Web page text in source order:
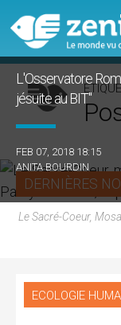
DERNIÈRES
L'Osservatore
jésuite au BIT"
FEB 07, 2018 18:15
ANITA BOURDIN
Le Sacré-Coeur,
ECOLOGIE